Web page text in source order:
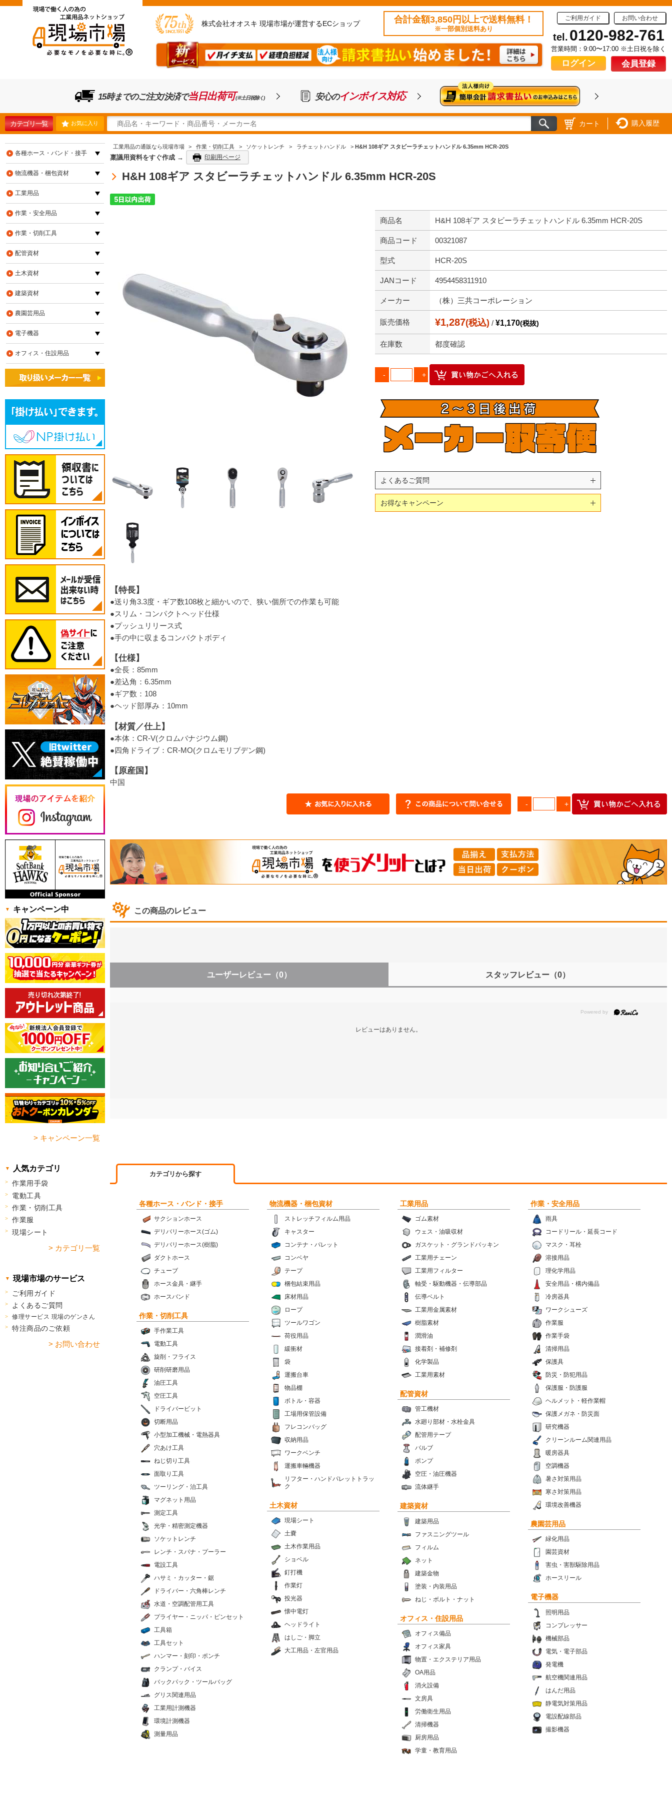
株式会社オオスキ 現場市場が運営するECショップ 合計金額3,850円以上で送料無料！
※一部個別送料あり
ご利用ガイド お問い合わせ
tel. 0120-982-761
営業時間：9:00〜17:00 ※土日祝を除く
ログイン 会員登録
15時までのご注文/決済で当日出荷可(※土日祝除く) 安心のインボイス対応
カテゴリ一覧 お気に入り カート 購入履歴
工業用品の通販なら現場市場 > 作業・切削工具 > ソケットレンチ > ラチェットハンドル > H&H 108ギア スタビーラチェットハンドル 6.35mm HCR-20S
稟議用資料をすぐ作成 → 印刷用ページ
H&H 108ギア スタビーラチェットハンドル 6.35mm HCR-20S
商品名 H&H 108ギア スタビーラチェットハンドル 6.35mm HCR-20S
商品コード 00321087
型式 HCR-20S
JANコード 4954458311910
メーカー （株）三共コーポレーション
販売価格 ¥1,287(税込) / ¥1,170(税抜)
在庫数 都度確認
よくあるご質問
お得なキャンペーン
【特長】
●送り角3.3度・ギア数108枚と細かいので、狭い個所での作業も可能
●スリム・コンパクトヘッド仕様
●プッシュリリース式
●手の中に収まるコンパクトボディ
【仕様】
●全長：85mm
●差込角：6.35mm
●ギア数：108
●ヘッド部厚み：10mm
【材質／仕上】
●本体：CR-V(クロムバナジウム鋼)
●四角ドライブ：CR-MO(クロムモリブデン鋼)
【原産国】
中国
この商品のレビュー
ユーザーレビュー （0） スタッフレビュー （0）
レビューはありません。
カテゴリから探す
各種ホース・バンド・接手
サクションホース
デリバリーホース(ゴム)
デリバリーホース(樹脂)
ダクトホース
チューブ
ホース金具・継手
ホースバンド
物流機器・梱包資材
ストレッチフィルム用品
キャスター
コンテナ・パレット
コンベヤ
テープ
梱包結束用品
床材用品
ロープ
ツールワゴン
荷役用品
緩衝材
袋
運搬台車
物品棚
ボトル・容器
工場用保管設備
フレコンバッグ
収納用品
ワークベンチ
運搬車輛機器
リフター・ハンドパレットトラッ
ク
工業用品
ゴム素材
ウェス・油吸収材
ガスケット・グランドパッキン
工業用チェーン
工業用フィルター
軸受・駆動機器・伝導部品
伝導ベルト
工業用金属素材
樹脂素材
潤滑油
接着剤・補修剤
化学製品
工業用素材
作業・安全用品
雨具
コードリール・延長コード
マスク・耳栓
溶接用品
理化学用品
安全用品・構内備品
冷房器具
ワークシューズ
作業服
作業手袋
清掃用品
保護具
防災・防犯用品
保護服・防護服
ヘルメット・軽作業帽
保護メガネ・防災面
研究機器
クリーンルーム関連用品
暖房器具
空調機器
暑さ対策用品
寒さ対策用品
環境改善機器
作業・切削工具
手作業工具
電動工具
旋削・フライス
研削研磨用品
油圧工具
空圧工具
ドライバービット
切断用品
小型加工機械・電熱器具
穴あけ工具
ねじ切り工具
面取り工具
ツーリング・治工具
マグネット用品
測定工具
光学・精密測定機器
ソケットレンチ
レンチ・スパナ・プーラー
電設工具
ハサミ・カッター・鋸
ドライバー・六角棒レンチ
水道・空調配管用工具
プライヤー・ニッパ・ピンセット
工具箱
工具セット
ハンマー・刻印・ポンチ
クランプ・バイス
バックパック・ツールバッグ
グリス関連用品
工業用計測機器
環境計測機器
測量用品
配管資材
管工機材
水廻り部材・水栓金具
配管用テープ
バルブ
ポンプ
空圧・油圧機器
流体継手
土木資材
現場シート
土嚢
土木作業用品
ショベル
釘打機
作業灯
投光器
懐中電灯
ヘッドライト
はしご・脚立
大工用品・左官用品
建築資材
建築用品
ファスニングツール
フィルム
ネット
建築金物
塗装・内装用品
ねじ・ボルト・ナット
農園芸用品
緑化用品
園芸資材
害虫・害獣駆除用品
ホースリール
電子機器
照明用品
コンプレッサー
機械部品
電気・電子部品
発電機
航空機関連用品
はんだ用品
静電気対策用品
電設配線部品
撮影機器
オフィス・住設用品
オフィス備品
オフィス家具
物置・エクステリア用品
OA用品
消火設備
文房具
労働衛生用品
清掃機器
厨房用品
学童・教育用品
各種ホース・バンド・接手
物流機器・梱包資材
工業用品
作業・安全用品
作業・切削工具
配管資材
土木資材
建築資材
農園芸用品
電子機器
オフィス・住設用品
キャンペーン中
> キャンペーン一覧
人気カテゴリ
作業用手袋
電動工具
作業・切削工具
作業服
現場シート
> カテゴリ一覧
現場市場のサービス
ご利用ガイド
よくあるご質問
修理サービス 現場のゲンさん
特注商品のご依頼
> お問い合わせ